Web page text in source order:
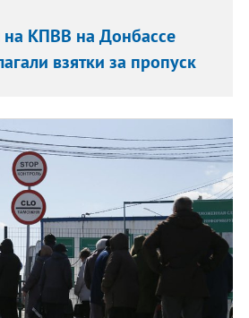
КПВВ на Донбассе
взятки за пропуск